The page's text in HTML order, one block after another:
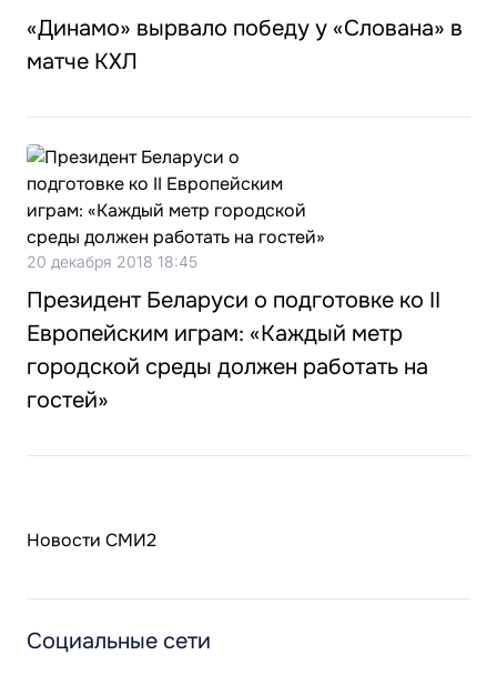
«Динамо» вырвало победу у «Слована» в
матче КХЛ
20 декабря 2018 18:45
Президент Беларуси о подготовке ко II
Европейским играм: «Каждый метр
городской среды должен работать на
гостей»
Новости СМИ2
Социальные сети